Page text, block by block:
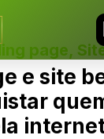
page,
e site